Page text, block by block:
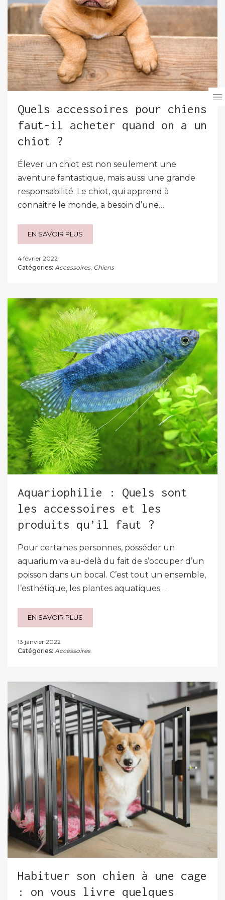
Quels accessoires pour chiens
faut-il acheter quand on a un
chiot ?
Élever un chiot est non seulement une
aventure fantastique, mais aussi une grande
responsabilité. Le chiot, qui apprend à
connaitre le monde, a besoin d’une…
EN SAVOIR PLUS
4 février 2022
Catégories: Accessoires, Chiens
Aquariophilie : Quels sont
les accessoires et les
produits qu’il faut ?
Pour certaines personnes, posséder un
aquarium va au-delà du fait de s’occuper d’un
poisson dans un bocal. C’est tout un ensemble,
l’esthétique, les plantes aquatiques…
EN SAVOIR PLUS
13 janvier 2022
Catégories: Accessoires
Habituer son chien à une cage
: on vous livre quelques